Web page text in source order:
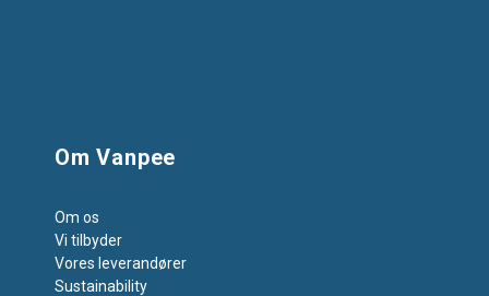
Om Vanpee
Om os
Vi tilbyder
Vores leverandører
Sustainability